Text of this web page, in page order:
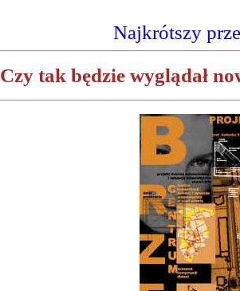
Najkrótszy
Czy tak będzie wyglądał